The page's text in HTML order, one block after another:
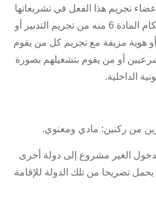
تجريم هذا الفعل في تشريعاتها
الداخلية وفقا لما جاء في أحكام المادة 6 منه من تجريم التدبير أو
أو هوية مزيفة مع تجريم كل من يقوم
أو من يقوم بتشغيلهم بصورة
الداخلية.
من ركنين: مادي ومعنوي.
الغير مشروع إلى دولة أخرى
تصريحا من تلك الدولة للإقامة